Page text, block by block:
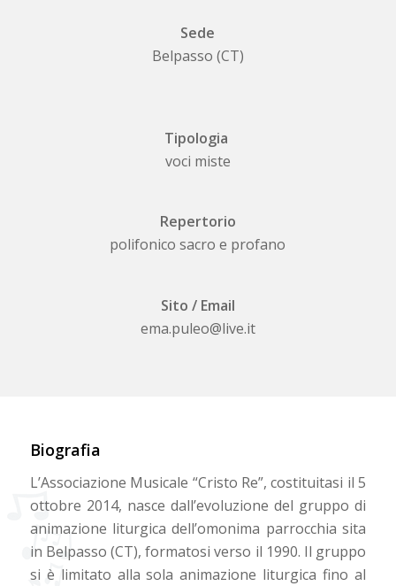
Sede
Belpasso (CT)
Tipologia
voci miste
Repertorio
polifonico sacro e profano
Sito / Email
ema.puleo@live.it
Biografia
L’Associazione Musicale “Cristo Re”, costituitasi il 5
ottobre 2014, nasce dall’evoluzione del gruppo di
animazione liturgica dell’omonima parrocchia sita
in Belpasso (CT), formatosi verso il 1990. Il gruppo
si è limitato alla sola animazione liturgica fino al